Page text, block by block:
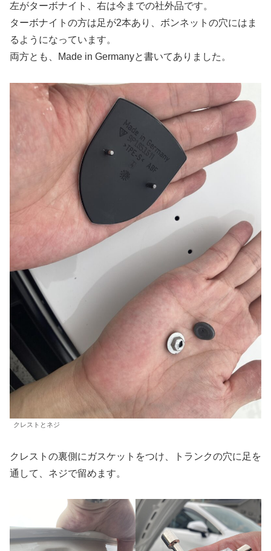
左がターボナイト、右は今までの社外品です。
ターボナイトの方は足が2本あり、ボンネットの穴にはま
るようになっています。
両方とも、Made in Germanyと書いてありました。
クレストとネジ
クレストの裏側にガスケットをつけ、トランクの穴に足を
通して、ネジで留めます。